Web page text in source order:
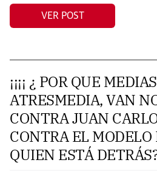
VER POST
¡¡¡¡ ¿ POR QUE
ATRESMEDIA, VAN
CONTRA JUAN
CONTRA EL MODELO
QUIEN ESTÁ